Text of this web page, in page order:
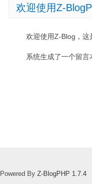
欢迎使用Z-
欢迎使用Z-Blog，
系统生成了一个留
Powered By Z-BlogPHP 1.7.4